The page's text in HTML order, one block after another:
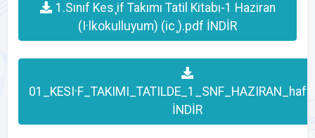
1.Sınıf Kes¸if Takımı Tatil Kitabı-1 Haziran
(I·lkokulluyum) (ic¸).pdf İNDİR
İNDİR